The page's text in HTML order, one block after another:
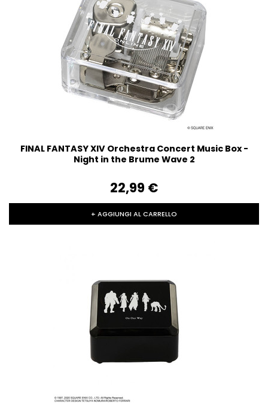
FINAL FANTASY XIV Orchestra Concert Music Box -
Night in the Brume Wave 2
22,99‎ ‎€
+ AGGIUNGI AL CARRELLO